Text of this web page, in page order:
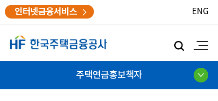
인터넷금융서비스 ENG
주택연금홍보책자